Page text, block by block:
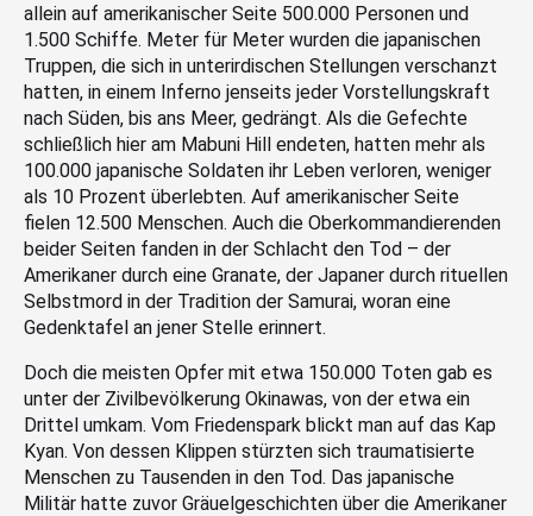
allein auf amerikanischer Seite 500.000 Personen und
1.500 Schiffe. Meter für Meter wurden die japanischen
Truppen, die sich in unterirdischen Stellungen verschanzt
hatten, in einem Inferno jenseits jeder Vorstellungskraft
nach Süden, bis ans Meer, gedrängt. Als die Gefechte
schließlich hier am Mabuni Hill endeten, hatten mehr als
100.000 japanische Soldaten ihr Leben verloren, weniger
als 10 Prozent überlebten. Auf amerikanischer Seite
fielen 12.500 Menschen. Auch die Oberkommandierenden
beider Seiten fanden in der Schlacht den Tod – der
Amerikaner durch eine Granate, der Japaner durch rituellen
Selbstmord in der Tradition der Samurai, woran eine
Gedenktafel an jener Stelle erinnert.
Doch die meisten Opfer mit etwa 150.000 Toten gab es
unter der Zivilbevölkerung Okinawas, von der etwa ein
Drittel umkam. Vom Friedenspark blickt man auf das Kap
Kyan. Von dessen Klippen stürzten sich traumatisierte
Menschen zu Tausenden in den Tod. Das japanische
Militär hatte zuvor Gräuelgeschichten über die Amerikaner